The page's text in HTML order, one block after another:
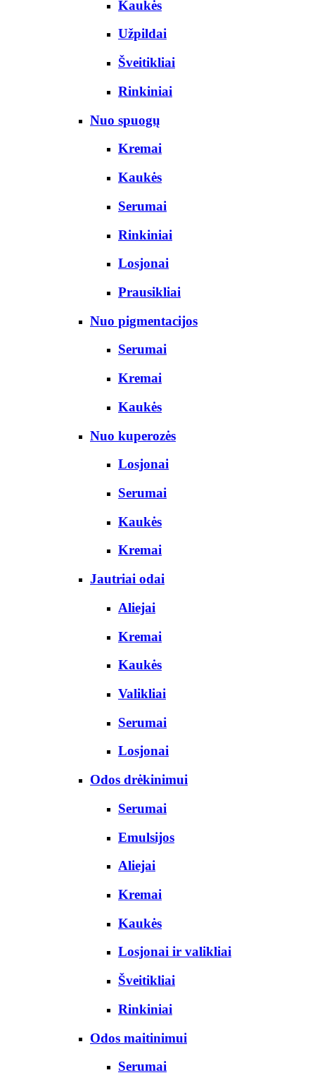
Kaukės
Užpildai
Šveitikliai
Rinkiniai
Nuo spuogų
Kremai
Kaukės
Serumai
Rinkiniai
Losjonai
Prausikliai
Nuo pigmentacijos
Serumai
Kremai
Kaukės
Nuo kuperozės
Losjonai
Serumai
Kaukės
Kremai
Jautriai odai
Aliejai
Kremai
Kaukės
Valikliai
Serumai
Losjonai
Odos drėkinimui
Serumai
Emulsijos
Aliejai
Kremai
Kaukės
Losjonai ir valikliai
Šveitikliai
Rinkiniai
Odos maitinimui
Serumai